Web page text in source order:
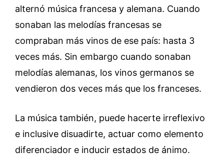
alternó música francesa y alemana. Cuando
sonaban las melodías francesas se
compraban más vinos de ese país: hasta 3
veces más. Sin embargo cuando sonaban
melodías alemanas, los vinos germanos se
vendieron dos veces más que los franceses.
La música también, puede hacerte irreflexivo
e inclusive disuadirte, actuar como elemento
diferenciador e inducir estados de ánimo.